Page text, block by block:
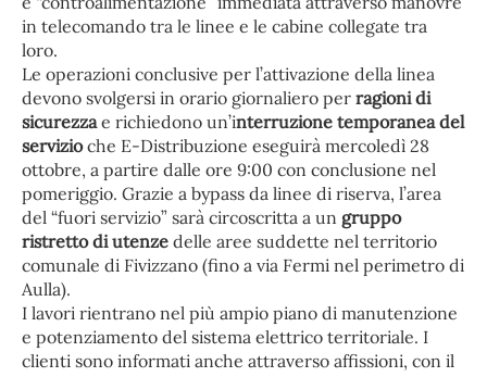
in telecomando tra le linee e le cabine collegate tra
loro.
Le operazioni conclusive per l’attivazione della linea
devono svolgersi in orario giornaliero per ragioni di
sicurezzae richiedono un’interruzione temporanea del
servizioche E-Distribuzione eseguirà mercoledì 28
ottobre, a partire dalle ore 9:00 con conclusione nel
pomeriggio. Grazie a bypass da linee di riserva, l’area
del “fuori servizio” sarà circoscritta a un gruppo
ristretto di utenze delle aree suddette nel territorio
comunale di Fivizzano (fino a via Fermi nel perimetro di
Aulla).
I lavori rientrano nel più ampio piano di manutenzione
e potenziamento del sistema elettrico territoriale. I
clienti sono informati anche attraverso affissioni, con il